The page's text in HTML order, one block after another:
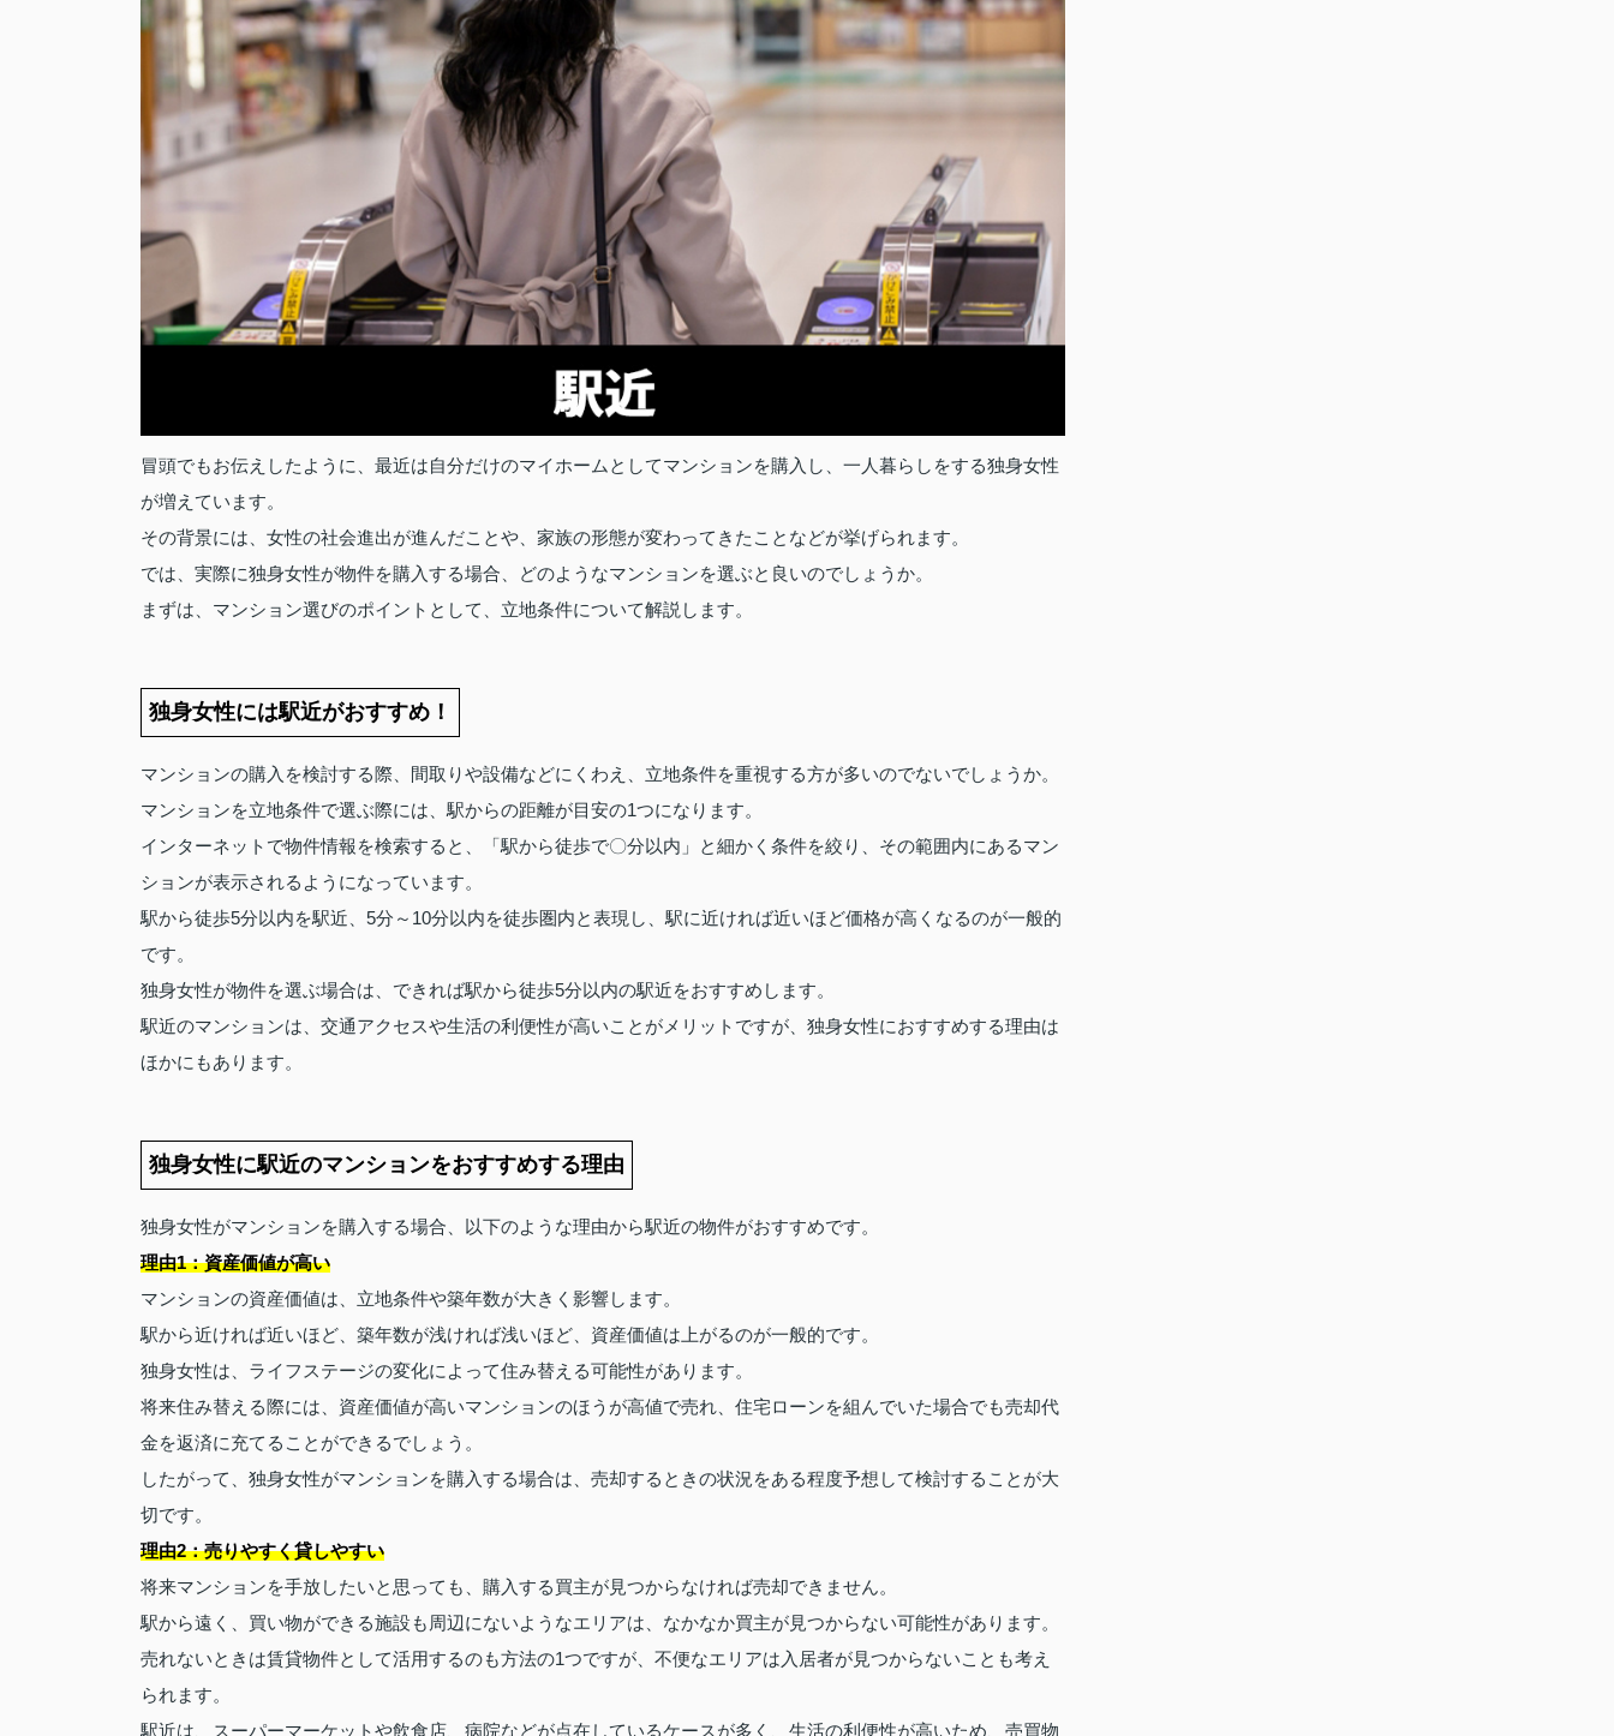
冒頭でもお伝えしたように、最近は自分だけのマイホームとしてマンションを購入し、一人暮らしをする独身女性
が増えています。
その背景には、女性の社会進出が進んだことや、家族の形態が変わってきたことなどが挙げられます。
では、実際に独身女性が物件を購入する場合、どのようなマンションを選ぶと良いのでしょうか。
まずは、マンション選びのポイントとして、立地条件について解説します。
独身女性には駅近がおすすめ！
マンションの購入を検討する際、間取りや設備などにくわえ、立地条件を重視する方が多いのでないでしょうか。
マンションを立地条件で選ぶ際には、駅からの距離が目安の1つになります。
インターネットで物件情報を検索すると、「駅から徒歩で〇分以内」と細かく条件を絞り、その範囲内にあるマン
ションが表示されるようになっています。
駅から徒歩5分以内を駅近、5分～10分以内を徒歩圏内と表現し、駅に近ければ近いほど価格が高くなるのが一般的
です。
独身女性が物件を選ぶ場合は、できれば駅から徒歩5分以内の駅近をおすすめします。
駅近のマンションは、交通アクセスや生活の利便性が高いことがメリットですが、独身女性におすすめする理由は
ほかにもあります。
独身女性に駅近のマンションをおすすめする理由
独身女性がマンションを購入する場合、以下のような理由から駅近の物件がおすすめです。
理由1：資産価値が高い
マンションの資産価値は、立地条件や築年数が大きく影響します。
駅から近ければ近いほど、築年数が浅ければ浅いほど、資産価値は上がるのが一般的です。
独身女性は、ライフステージの変化によって住み替える可能性があります。
将来住み替える際には、資産価値が高いマンションのほうが高値で売れ、住宅ローンを組んでいた場合でも売却代
金を返済に充てることができるでしょう。
したがって、独身女性がマンションを購入する場合は、売却するときの状況をある程度予想して検討することが大
切です。
理由2：売りやすく貸しやすい
将来マンションを手放したいと思っても、購入する買主が見つからなければ売却できません。
駅から遠く、買い物ができる施設も周辺にないようなエリアは、なかなか買主が見つからない可能性があります。
売れないときは賃貸物件として活用するのも方法の1つですが、不便なエリアは入居者が見つからないことも考え
られます。
駅近は、スーパーマーケットや飲食店、病院などが点在しているケースが多く、生活の利便性が高いため、売買物